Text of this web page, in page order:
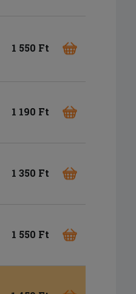
1 550 Ft
1 190 Ft
1 350 Ft
1 550 Ft